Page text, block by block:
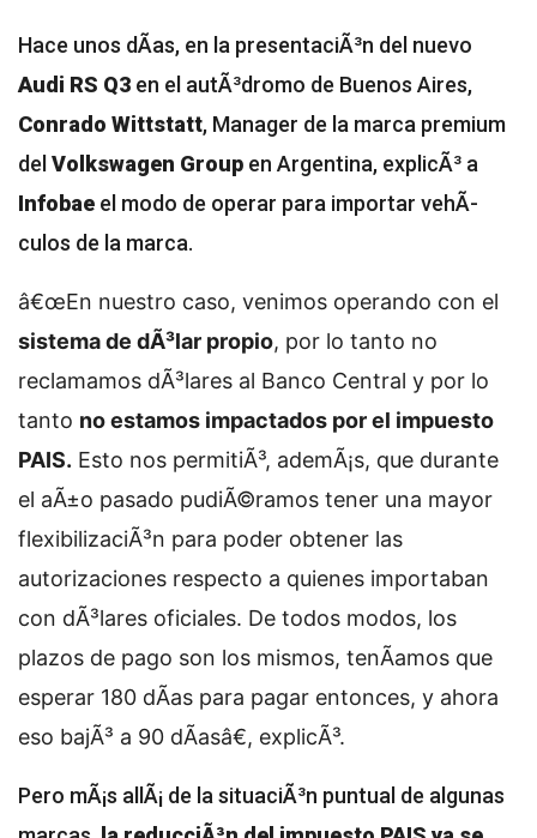
Hace unos dÃ­as, en la presentaciÃ³n del nuevo
Audi RS Q3 en el autÃ³dromo de Buenos Aires,
Conrado Wittstatt, Manager de la marca premium
del Volkswagen Group en Argentina, explicÃ³ a
Infobae el modo de operar para importar vehÃ­
culos de la marca.
â€œEn nuestro caso, venimos operando con el
sistema de dÃ³lar propio, por lo tanto no
reclamamos dÃ³lares al Banco Central y por lo
tanto no estamos impactados por el impuesto
PAIS. Esto nos permitiÃ³, ademÃ¡s, que durante
el aÃ±o pasado pudiÃ©ramos tener una mayor
flexibilizaciÃ³n para poder obtener las
autorizaciones respecto a quienes importaban
con dÃ³lares oficiales. De todos modos, los
plazos de pago son los mismos, tenÃ­amos que
esperar 180 dÃ­as para pagar entonces, y ahora
eso bajÃ³ a 90 dÃ­asâ€, explicÃ³.
Pero mÃ¡s allÃ¡ de la situaciÃ³n puntual de algunas